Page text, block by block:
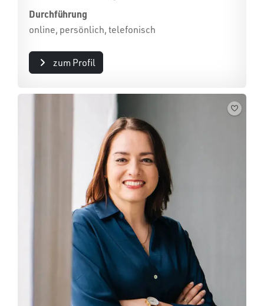
Durchführung
online, persönlich, telefonisch
zum Profil